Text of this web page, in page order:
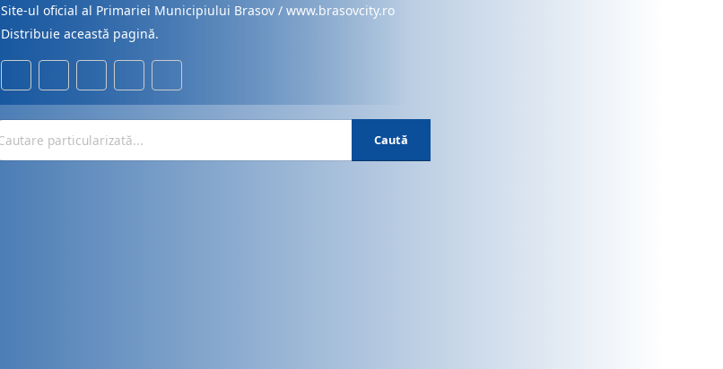
Site-ul oficial al Primariei Municipiului Brasov / www.brasovcity.ro
Distribuie această pagină.
Caută